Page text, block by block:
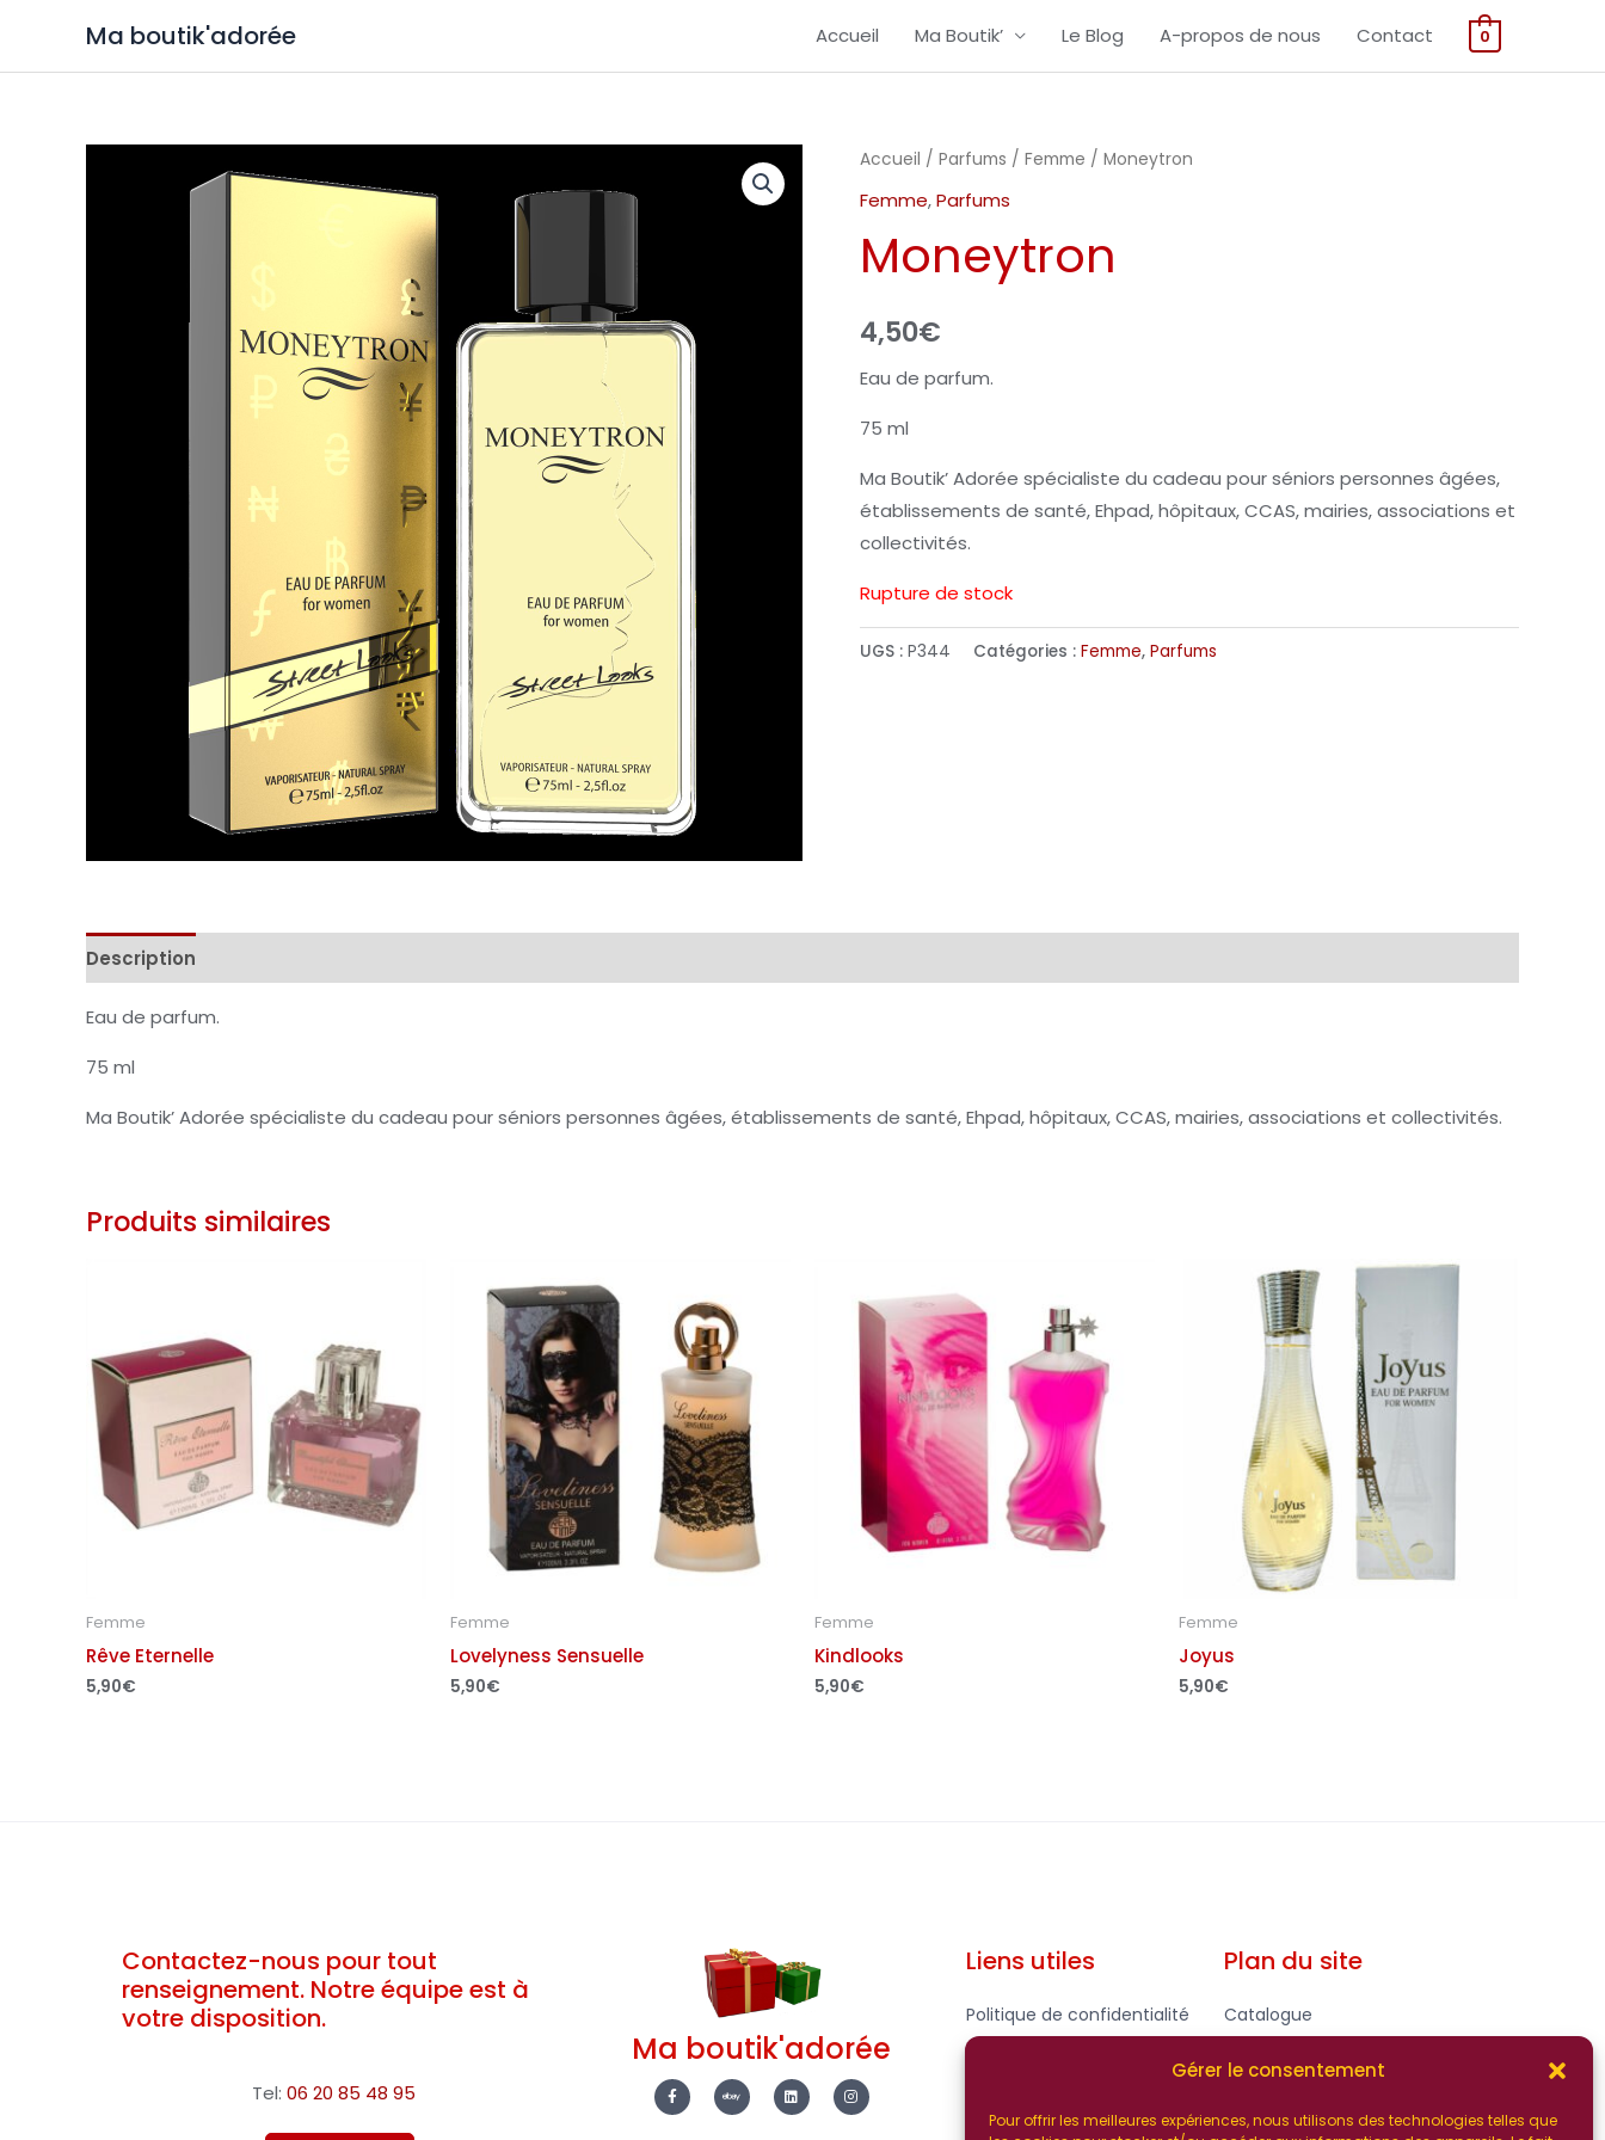
Gérer le consentement
Pour offrir les meilleures expériences, nous utilisons des technologies telles que
Ma boutik'adorée Accueil Ma Boutik’ Le Blog A-propos de nous Contact 0
Accueil / Parfums / Femme / Moneytron
Femme,Parfums
Moneytron
4,50€
Eau de parfum.
75 ml
Ma Boutik’ Adorée spécialiste du cadeau pour séniors personnes âgées,
établissements de santé, Ehpad, hôpitaux, CCAS, mairies, associations et
collectivités.
Rupture de stock
UGS : P344 Catégories : Femme, Parfums
Description
Eau de parfum.
75 ml
Ma Boutik’ Adorée spécialiste du cadeau pour séniors personnes âgées, établissements de santé, Ehpad, hôpitaux, CCAS, mairies, associations et collectivités.
Produits similaires
Femme
Rêve Eternelle
5,90€
Femme
Lovelyness Sensuelle
5,90€
Femme
Kindlooks
5,90€
Femme
Joyus
5,90€
Contactez-nous pour tout
renseignement. Notre équipe est à
votre disposition.
Tel:06 20 85 48 95
Ma boutik'adorée
F
a
c
E
b
a
L
i
n
I
n
s
Liens utiles
Politique de confidentialité
Mentions Légales - CGV
Plan du site
Catalogue